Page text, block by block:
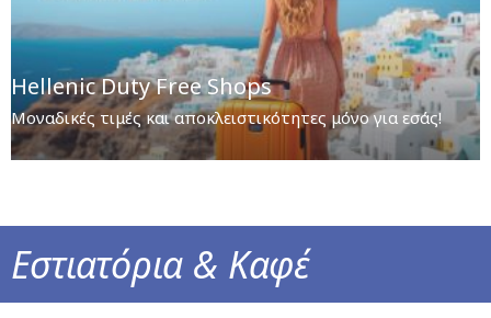
Hellenic Duty Free Shops
Μοναδικές τιμές και αποκλειστικότητες μόνο για εσάς!
Εστιατόρια & Καφέ